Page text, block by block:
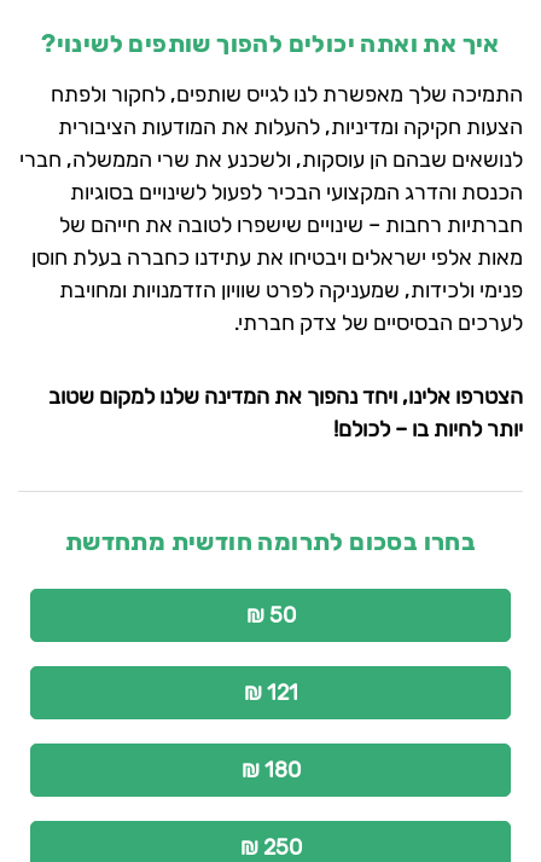
איך את ואתה יכולים להפוך שותפים לשינוי?
התמיכה שלך מאפשרת לנו לגייס שותפים, לחקור ולפתח
הצעות חקיקה ומדיניות, להעלות את המודעות הציבורית
לנושאים שבהם הן עוסקות, ולשכנע את שרי הממשלה, חברי
הכנסת והדרג המקצועי הבכיר לפעול לשינויים בסוגיות
חברתיות רחבות – שינויים שישפרו לטובה את חייהם של
מאות אלפי ישראלים ויבטיחו את עתידנו כחברה בעלת חוסן
פנימי ולכידות, שמעניקה לפרט שוויון הזדמנויות ומחויבת
לערכים הבסיסיים של צדק חברתי.
הצטרפו אלינו, ויחד נהפוך את המדינה שלנו למקום שטוב
יותר לחיות בו – לכולם!
בחרו בסכום לתרומה חודשית מתחדשת
50 ₪
121 ₪
180 ₪
250 ₪